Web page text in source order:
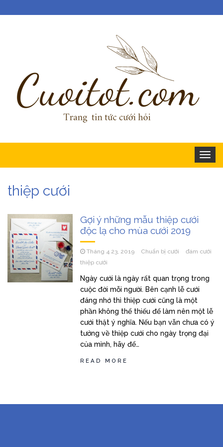
thiệp cưới
Gợi ý những mẫu thiệp cưới
độc lạ cho mùa cưới 2019
Tháng 4 23, 2019 Chuẩn bị cưới
đám cưới
thiệp cưới
Ngày cưới là ngày rất quan trọng trong
cuộc đời mỗi người. Bên cạnh lễ cưới
đáng nhớ thì thiệp cưới cũng là một
phần không thể thiếu để làm nên một lễ
cưới thật ý nghĩa. Nếu bạn vẫn chưa có ý
tưởng về thiệp cưới cho ngày trọng đại
của mình, hãy để…
READ MORE